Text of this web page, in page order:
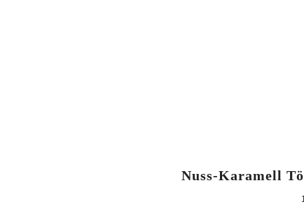
Nuss-Karamell